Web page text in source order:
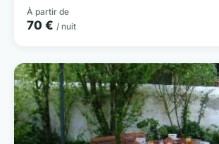
À partir de
70 € / nuit